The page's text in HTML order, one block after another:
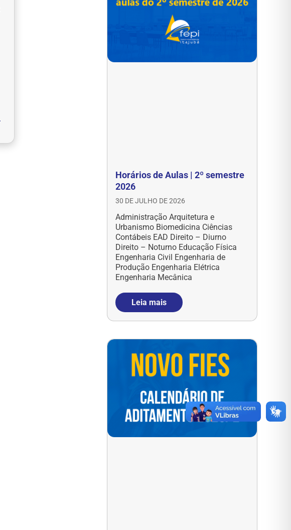
Horários de Aulas | 2º semestre
2026
30 DE JULHO DE 2026
Administração Arquitetura e
Urbanismo Biomedicina Ciências
Contábeis EAD Direito – Diurno
Direito – Noturno Educação Física
Engenharia Civil Engenharia de
Produção Engenharia Elétrica
Engenharia Mecânica
Leia mais